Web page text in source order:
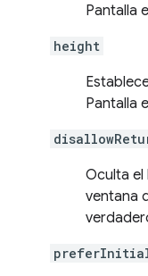
Pantalla
height
Pantalla
Oculta el
ventana